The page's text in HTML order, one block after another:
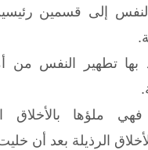
إلى قسمين
بها تطهير النفس من
فهي ملؤها بالأخلاق
الرذيلة بعد أن